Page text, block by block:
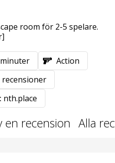
room för 2-5 spelare.
minuter
Action
recensioner
nth.place
en recension Alla